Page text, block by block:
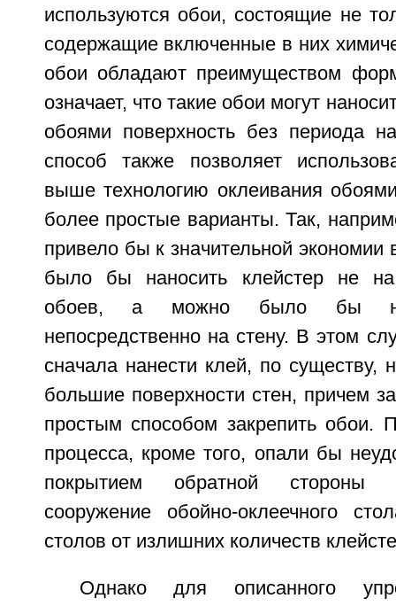
используются обои, состоящие не
содержащие включенные в них
обои обладают преимуществом
означает, что такие обои могут
обоями поверхность без периода
способ также позволяет
выше технологию оклеивания
более простые варианты. Так,
привело бы к значительной
было бы наносить клейстер не
обоев, а можно было бы
непосредственно на стену. В этом
сначала нанести клей, по существу,
большие поверхности стен, причем
простым способом закрепить обои.
процесса, кроме того, опали бы
покрытием обратной стороны
сооружение обойно-оклеечного
столов от излишних количеств
Однако для описанного